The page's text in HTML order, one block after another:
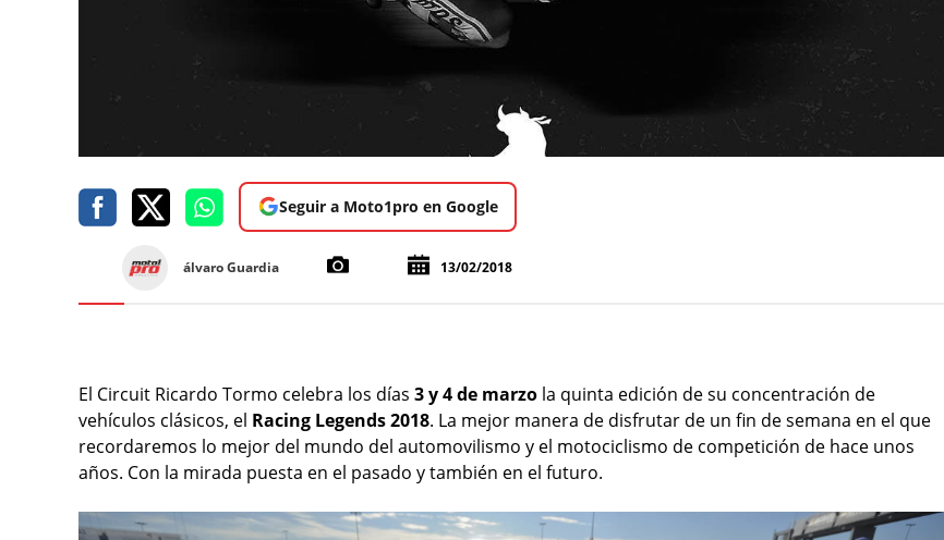
Seguir a Moto1pro en Google
álvaro Guardia 13/02/2018
El Circuit Ricardo Tormo celebra los días 3 y 4 de marzo la quinta edición de su concentración de
vehículos clásicos, el Racing Legends 2018. La mejor manera de disfrutar de un fin de semana en el que
recordaremos lo mejor del mundo del automovilismo y el motociclismo de competición de hace unos
años. Con la mirada puesta en el pasado y también en el futuro.